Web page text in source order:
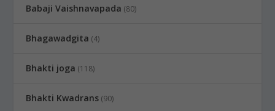
Babaji Vaishnavapada (80)
Bhagawadgita (4)
Bhakti joga (118)
Bhakti Kwadrans (90)